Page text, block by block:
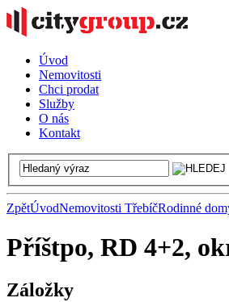
Úvod
Nemovitosti
Chci prodat
Služby
O nás
Kontakt
ZpětÚvodNemovitosti TřebíčRodinné
Příštpo, RD 4+2,
Záložky